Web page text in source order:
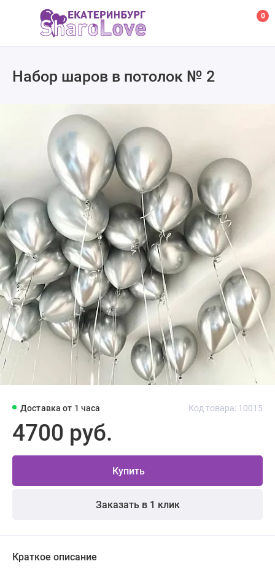
0
Набор шаров в потолок № 2
Доставка от 1 часа Код товара: 10015
4700 руб.
Купить
Заказать в 1 клик
Краткое описание